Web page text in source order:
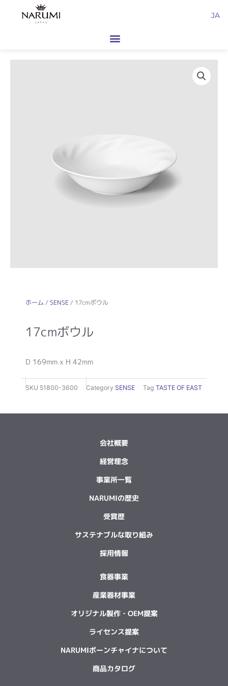
JA
ホーム /SENSE / 17cmボウル
17cmボウル
D 169mm x H 42mm
SKU 51800-3600 Category SENSE Tag TASTE OF EAST
会社概要
経営理念
事業所一覧
NARUMIの歴史
受賞歴
サステナブルな取り組み
採用情報
食器事業
産業器材事業
オリジナル製作・OEM提案
ライセンス提案
NARUMIボーンチャイナについて
商品カタログ